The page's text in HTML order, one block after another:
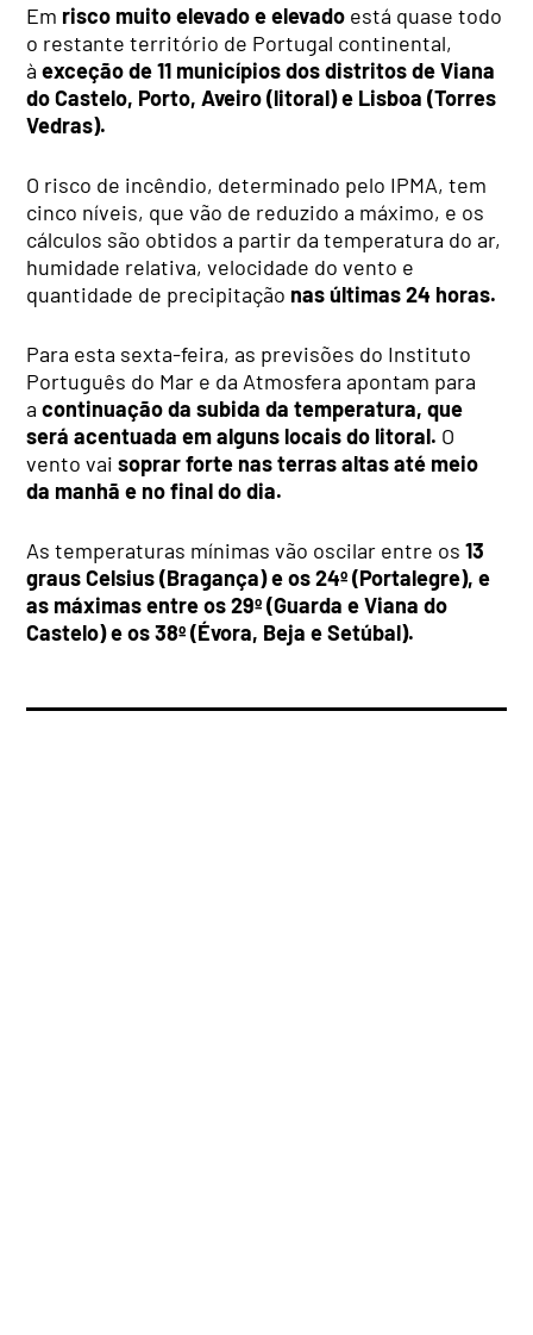
Em risco muito elevado e elevado está quase todo
o restante território de Portugal continental,
àexceção de 11 municípios dos distritos de Viana
do Castelo, Porto, Aveiro (litoral) e Lisboa (Torres
Vedras).
O risco de incêndio, determinado pelo IPMA, tem
cinco níveis, que vão de reduzido a máximo, e os
cálculos são obtidos a partir da temperatura do ar,
humidade relativa, velocidade do vento e
quantidade de precipitação nas últimas 24 horas.
Para esta sexta-feira, as previsões do Instituto
Português do Mar e da Atmosfera apontam para
acontinuação da subida da temperatura, que
será acentuada em alguns locais do litoral. O
vento vai soprar forte nas terras altas até meio
da manhã e no final do dia.
As temperaturas mínimas vão oscilar entre os13
graus Celsius (Bragança) e os 24º (Portalegre), e
as máximas entre os 29º (Guarda e Viana do
Castelo) e os 38º (Évora, Beja e Setúbal).